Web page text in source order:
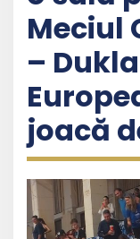
Meciul
–
joacă